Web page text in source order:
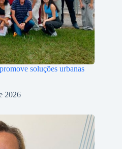
soluções urbanas
2026